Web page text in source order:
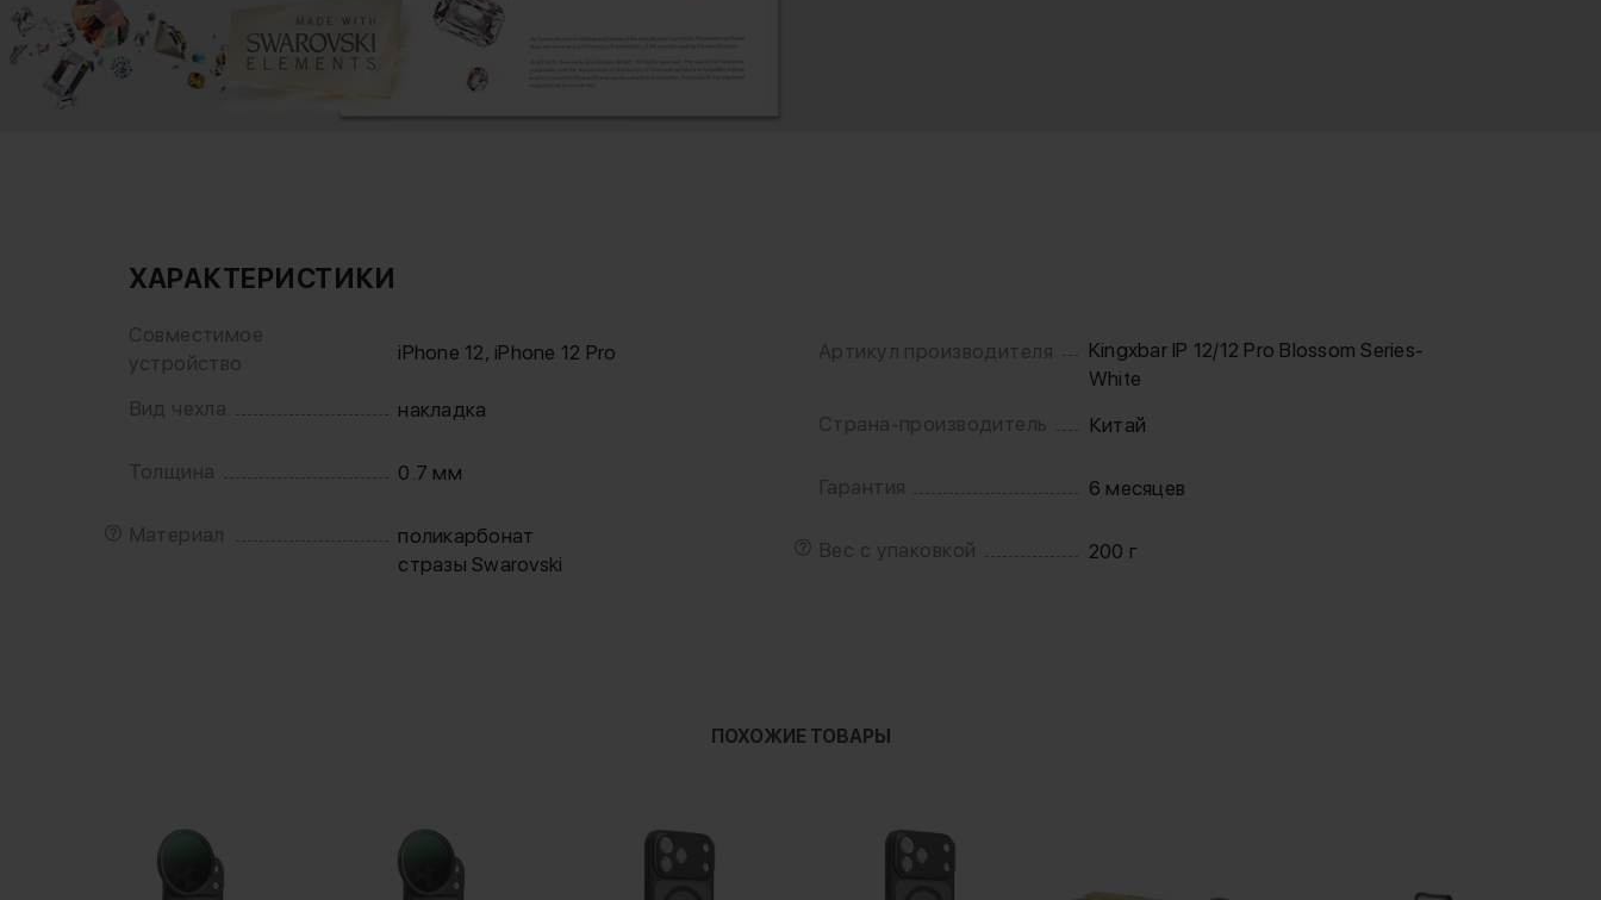
ХАРАКТЕРИСТИКИ
Совместимое
устройство
iPhone 12, iPhone 12 Pro
Вид чехла накладка
Толщина 0.7 мм
Материал
поликарбонат
стразы Swarovski
Артикул производителя
Kingxbar IP 12/12 Pro Blossom Series-
White
Страна-производитель
Китай
Гарантия 6 месяцев
Вес с упаковкой 200 г
ПОХОЖИЕ ТОВАРЫ